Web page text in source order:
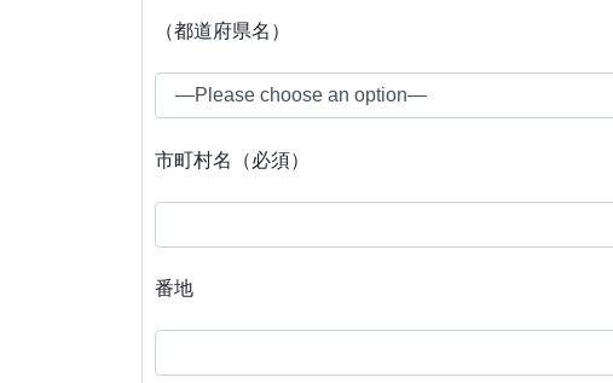
（都道府県名）
市町村名（必須）
番地